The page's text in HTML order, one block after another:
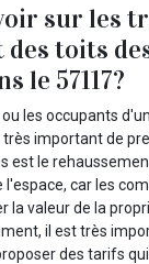
sur les
toits
le 57117?
les occupants
important de
est le
car les
la valeur de la
il est très
des tarifs